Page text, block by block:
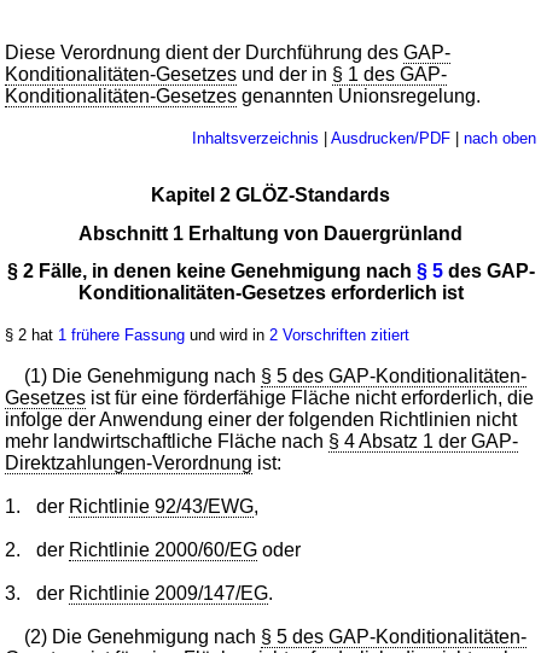
Diese Verordnung dient der Durchführung desGAP-
Konditionalitäten-Gesetzes und der in § 1 des GAP-
Konditionalitäten-Gesetzes genannten Unionsregelung.
Inhaltsverzeichnis Ausdrucken/PDF| nach oben
Kapitel 2 GLÖZ-Standards
Abschnitt 1 Erhaltung von Dauergrünland
§ 2 Fälle, in denen keine Genehmigung nach § 5des GAP-
Konditionalitäten-Gesetzes erforderlich ist
§ 2 hat 1 frühere Fassung und wird in 2 Vorschriften zitiert
(1) Die Genehmigung nach § 5 des GAP-Konditionalitäten-
Gesetzes ist für eine förderfähige Fläche nicht erforderlich, die
infolge der Anwendung einer der folgenden Richtlinien nicht
mehr landwirtschaftliche Fläche nach § 4 Absatz 1 der GAP-
Direktzahlungen-Verordnung ist:
1. der Richtlinie 92/43/EWG,
2. der Richtlinie 2000/60/EG oder
3. der Richtlinie 2009/147/EG.
(2) Die Genehmigung nach § 5 des GAP-Konditionalitäten-